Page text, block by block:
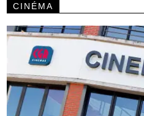
CINÉMA